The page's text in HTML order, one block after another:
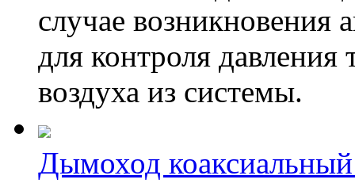
случае возникновения
для контроля давления
воздуха из системы.
Дымоход